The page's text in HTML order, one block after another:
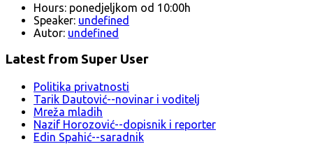
Hours: ponedjeljkom od 10:00h
Speaker: undefined
Autor: undefined
Latest from Super User
Politika privatnosti
Tarik Dautović--novinar i voditelj
Mreža mladih
Nazif Horozović--dopisnik i reporter
Edin Spahić--saradnik